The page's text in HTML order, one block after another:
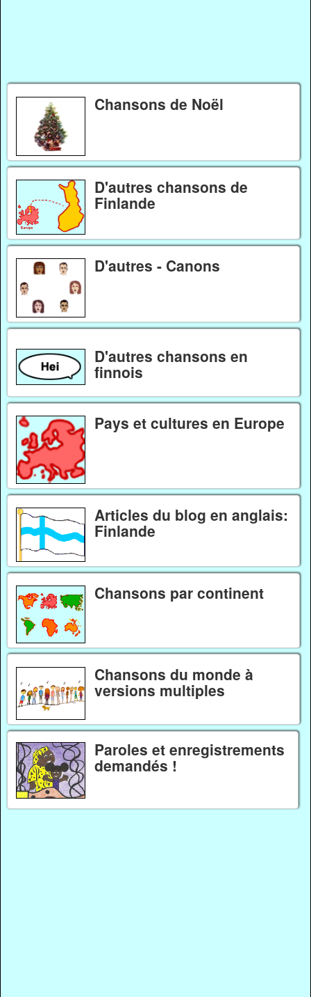
Chansons de Noël
D'autres chansons de
Finlande
D'autres - Canons
D'autres chansons en
finnois
Pays et cultures en Europe
Articles du blog en anglais:
Finlande
Chansons par continent
Chansons du monde à
versions multiples
Paroles et enregistrements
demandés !